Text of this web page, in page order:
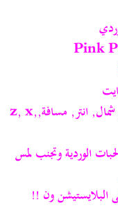
الإتجاهات, فوق, تحت, يمين, شمال, انتر, مسافة,z, x,
الوردية وتجنب لمس
البلايستيشن ون !!